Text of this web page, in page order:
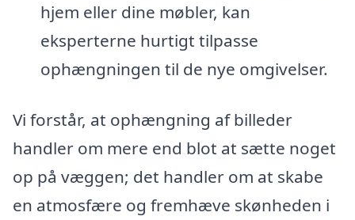
hjem eller dine møbler, kan
eksperterne hurtigt tilpasse
ophængningen til de nye omgivelser.
Vi forstår, at ophængning af billeder
handler om mere end blot at sætte noget
op på væggen; det handler om at skabe
en atmosfære og fremhæve skønheden i